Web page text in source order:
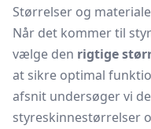
Størrelser og
Når det kommer til
vælge den rigtige
at sikre optimal
afsnit undersøger vi
styreskinnestørrelser